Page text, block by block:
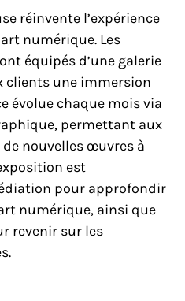
réinvente l’expérience
numérique. Les
équipés d’une galerie
clients une immersion
évolue chaque mois via
permettant aux
nouvelles œuvres à
est
pour approfondir
numérique, ainsi que
revenir sur les